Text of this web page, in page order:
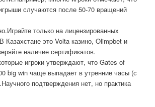
случаются после 50-70 вращений
только на лицензированных
Казахстане это Volta казино, Olimpbet и
наличие сертификатов.
игроки утверждают, что Gates of
big win чаще выпадает в утренние часы (с
подтверждения нет, но практика